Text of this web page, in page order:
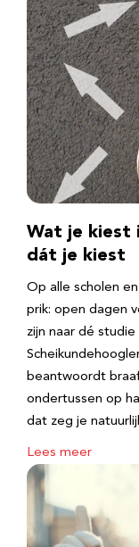
Wat je kiest
dát je kiest
Op alle scholen
prik: open dagen
zijn naar dé
beantwoordt
ondertussen op
dat zeg je
Lees meer